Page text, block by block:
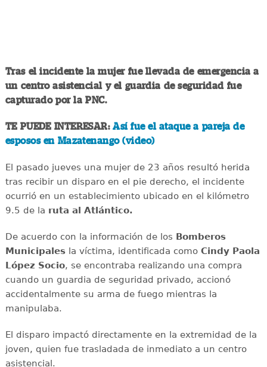
Tras el incidente la mujer fue llevada de emergencia a
un centro asistencial y el guardia de seguridad fue
capturado por la PNC.
TE PUEDE INTERESAR:Así fue el ataque a pareja de
esposos en Mazatenango (video)
El pasado jueves una mujer de 23 años resultó herida
tras recibir un disparo en el pie derecho, el incidente
ocurrió en un establecimiento ubicado en el kilómetro
9.5 de la ruta al Atlántico.
De acuerdo con la información de los Bomberos
Municipalesla víctima, identificada como Cindy Paola
López Socio, se encontraba realizando una compra
cuando un guardia de seguridad privado, accionó
accidentalmente su arma de fuego mientras la
manipulaba.
El disparo impactó directamente en la extremidad de la
joven, quien fue trasladada de inmediato a un centro
asistencial.